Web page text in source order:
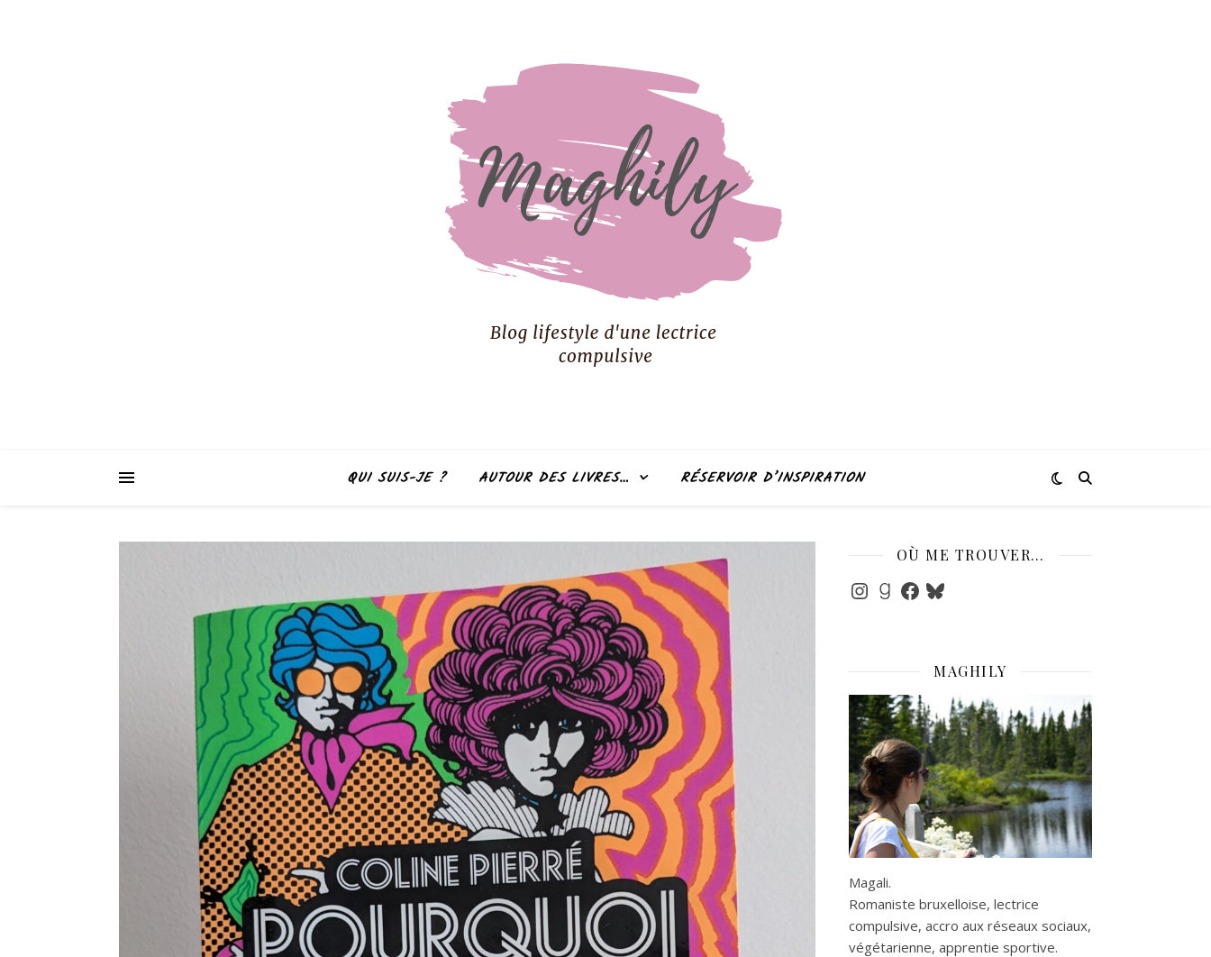
QUI SUIS-JE ? AUTOUR DES LIVRES… RÉSERVOIR D’INSPIRATION
OÙ ME TROUVER…
Instagram
Goodreads
Facebook
Bluesky
MAGHILY
Magali.
Romaniste bruxelloise, lectrice
compulsive, accro aux réseaux sociaux,
végétarienne, apprentie sportive.